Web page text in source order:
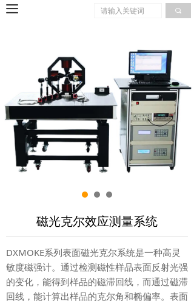
끠
끀
磁光克尔效应测量系统
DXMOKE系列表面磁光克尔系统是一种高灵
敏度磁强计。通过检测磁性样品表面反射光强
的变化，能得到样品的磁滞回线，而通过磁滞
回线，能计算出样品的克尔角和椭偏率。表面